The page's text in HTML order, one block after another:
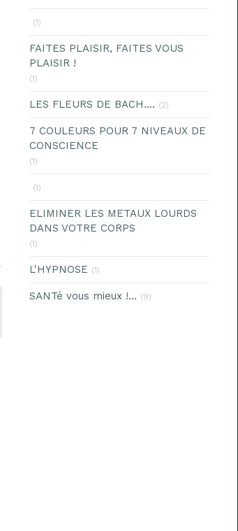
(1)
FAITES PLAISIR, FAITES VOUS
PLAISIR !
(1)
LES FLEURS DE BACH.... (2)
7 COULEURS POUR 7 NIVEAUX DE
CONSCIENCE
(1)
(1)
ELIMINER LES METAUX LOURDS
DANS VOTRE CORPS
(1)
L'HYPNOSE (1)
SANTé vous mieux !... (9)